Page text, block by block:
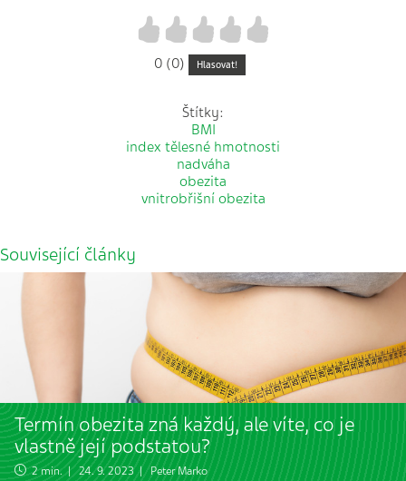
4
3
2
1
0 (0) Hlasovat!
Štítky:
BMI
index tělesné hmotnosti
nadváha
obezita
vnitrobřišní obezita
Související články
Termín obezita zná každý, ale víte, co je
vlastně její podstatou?
2 min. | 24. 9. 2023 |Peter Marko